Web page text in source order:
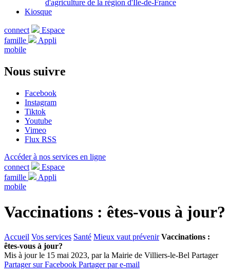
d'agriculture de la région d'Île-de-France
Kiosque
connect
Espace
famille
Appli
mobile
Nous suivre
Facebook
Instagram
Tiktok
Youtube
Vimeo
Flux RSS
Accéder à nos services en ligne
connect
Espace
famille
Appli
mobile
Vaccinations : êtes-vous à jour?
Accueil Vos services Santé Mieux vaut prévenir Vaccinations :
êtes-vous à jour?
Mis à jour le 15 mai 2023, par la Mairie de Villiers-le-Bel Partager
Partager sur Facebook Partager par e-mail